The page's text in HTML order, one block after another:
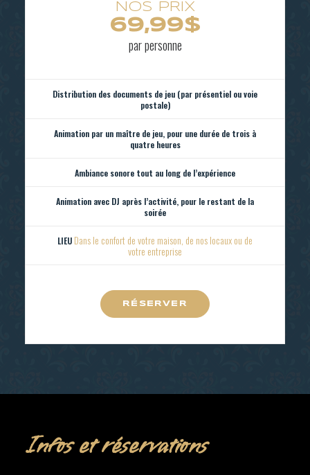
69,99$
par personne
Distribution des documents de jeu (par présentiel ou voie
postale)
Animation par un maître de jeu, pour une durée de trois à
quatre heures
Ambiance sonore tout au long de l’expérience
Animation avec DJ après l’activité, pour le restant de la
soirée
LIEU Dans le confort de votre maison, de nos locaux ou de
votre entreprise
RÉSERVER
Infos et réservations